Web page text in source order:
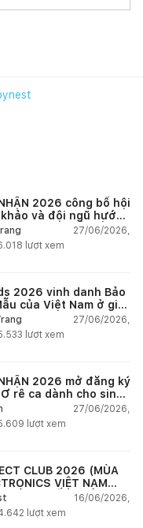
2026 công bố hội
và đội ngũ hướng
nghiệm quốc tế
27/06/2026,
lượt xem
2026 vinh danh Bảo
của Việt Nam ở giải
27/06/2026,
lượt xem
2026 mở đăng ký
rê ca dành cho sinh
trúc sư trẻ Việt Nam
27/06/2026,
lượt xem
CLUB 2026 (MÙA
VIỆT NAM
CÙNG KIẾN TRÚC SƯ
GIAN SỐNG HIỆN
16/06/2026,
lượt xem